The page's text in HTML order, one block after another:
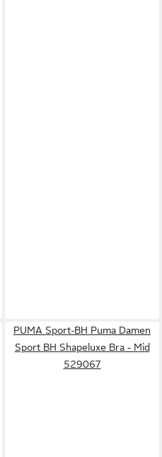
PUMA Sport-BH Puma Damen
Sport BH Shapeluxe Bra - Mid
529067